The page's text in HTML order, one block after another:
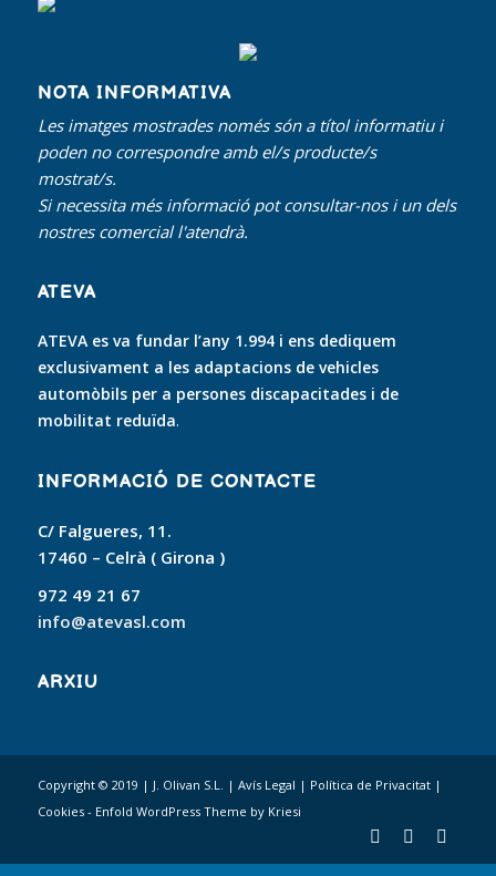
NOTA INFORMATIVA
Les imatges mostrades només són a títol informatiu i
poden no correspondre amb el/s producte/s
mostrat/s.
Si necessita més informació pot consultar-nos i un dels
nostres comercial l'atendrà.
ATEVA
ATEVA es va fundar l’any 1.994 i ens dediquem
exclusivament a les adaptacions de vehicles
automòbils per a persones discapacitades i de
mobilitat reduïda.
INFORMACIÓ DE CONTACTE
C/ Falgueres, 11.
17460 – Celrà ( Girona )
972 49 21 67
info@atevasl.com
ARXIU
Copyright © 2019 | J. Olivan S.L. | Avís Legal | Política de Privacitat|
Cookies- Enfold WordPress Theme by Kriesi